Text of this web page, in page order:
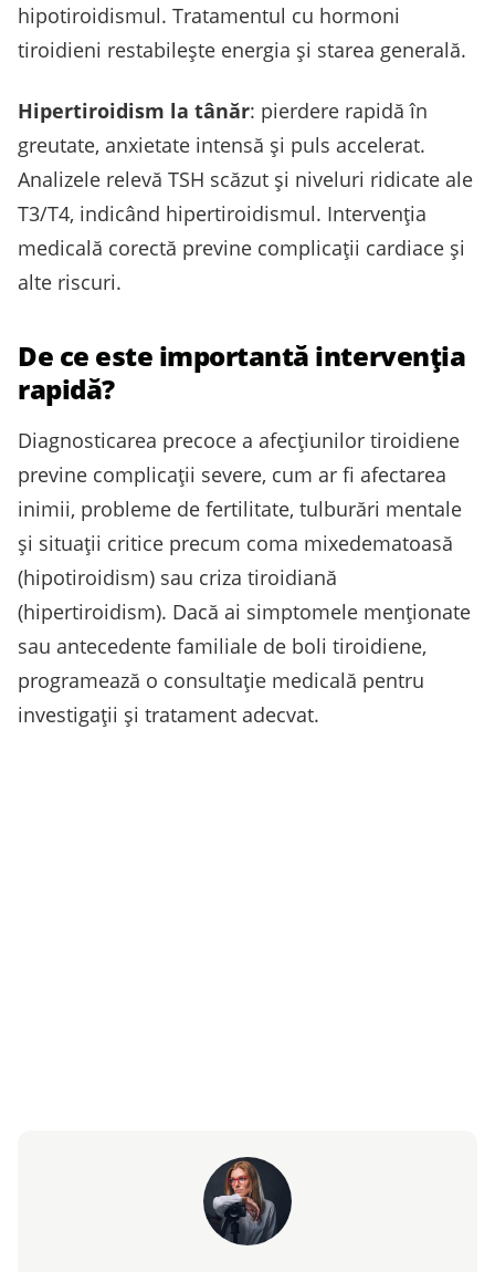
hipotiroidismul. Tratamentul cu hormoni
tiroidieni restabileşte energia şi starea generală.
Hipertiroidism la tânăr: pierdere rapidă în
greutate, anxietate intensă şi puls accelerat.
Analizele relevă TSH scăzut şi niveluri ridicate ale
T3/T4, indicând hipertiroidismul. Intervenţia
medicală corectă previne complicaţii cardiace şi
alte riscuri.
De ce este importantă intervenţia
rapidă?
Diagnosticarea precoce a afecţiunilor tiroidiene
previne complicaţii severe, cum ar fi afectarea
inimii, probleme de fertilitate, tulburări mentale
şi situaţii critice precum coma mixedematoasă
(hipotiroidism) sau criza tiroidiană
(hipertiroidism). Dacă ai simptomele menţionate
sau antecedente familiale de boli tiroidiene,
programează o consultaţie medicală pentru
investigaţii şi tratament adecvat.